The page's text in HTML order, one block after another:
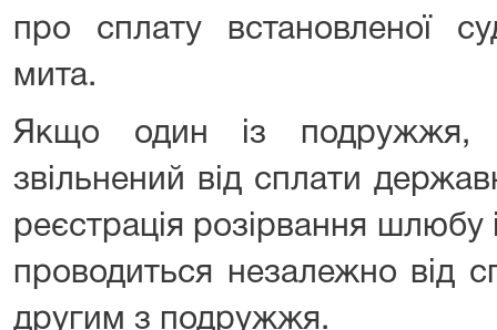
про сплату встановленої
мита.
Якщо один із
звільнений від сплати
реєстрація розірвання шлюбу
проводиться незалежно від
другим з подружжя.